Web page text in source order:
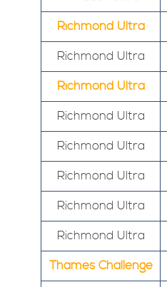
Richmond Ultra
Richmond Ultra
Richmond Ultra
Richmond Ultra
Richmond Ultra
Richmond Ultra
Richmond Ultra
Richmond Ultra
Thames Challenge